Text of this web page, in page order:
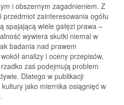
i obszernym zagadnieniem. Z
zainteresowania ogółu
spajającą wiele gałęzi prawa –
wywiera skutki niemal w
badania nad prawem
analizy i oceny przepisów,
zaś podejmują problem
Dlatego w publikacji
jako miernika osiągnięć w